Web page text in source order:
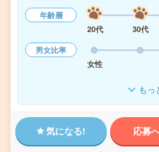
年齢層
20代
30代
男女比率
女性
もっ
気になる! 応募